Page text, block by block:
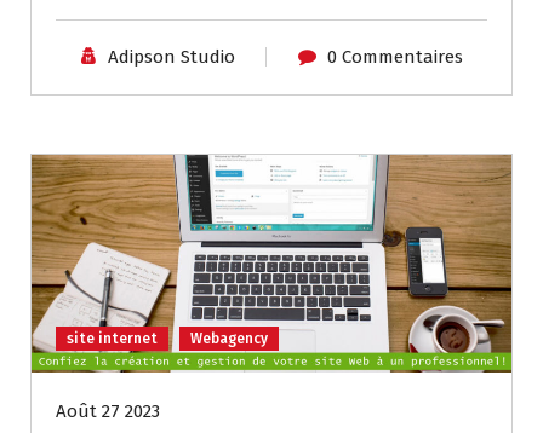
Adipson Studio 0 Commentaires
site internet Webagency
Août 27 2023